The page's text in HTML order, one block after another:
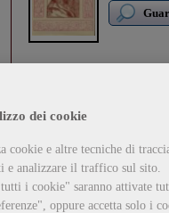
dei cookie
cookie e altre tecniche di
e analizzare il traffico sul sito.
i cookie" saranno attivate
oppure accetta solo i
...